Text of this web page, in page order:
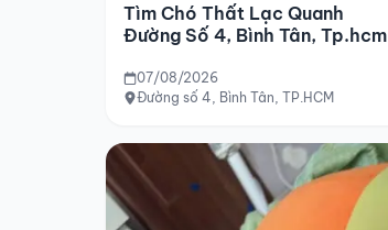
Tìm Chó Thất Lạc Quanh
Đường Số 4, Bình Tân, Tp.hcm
07/08/2026
Đường số 4, Bình Tân, TP.HCM